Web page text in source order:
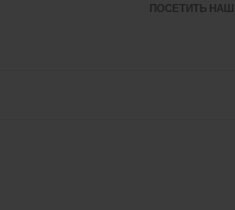
ПОСЕТИТЬ НАШ